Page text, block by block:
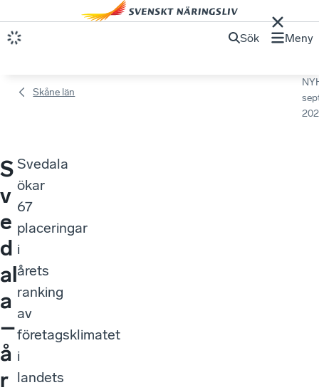
Sök Meny
Skåne län
S
v
e
d
al
a
–
å
r
Svedala
ökar
67
placeringar
i
årets
ranking
av
företagsklimatet
i
landets